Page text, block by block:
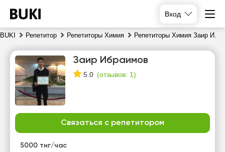
Вход
BUKI Репетитор Репетиторы Химия Репетиторы Химия Заир И.
Заир Ибраимов
5.0 (отзывов: 1)
Связаться с репетитором
5000 тнг/час
сб
8